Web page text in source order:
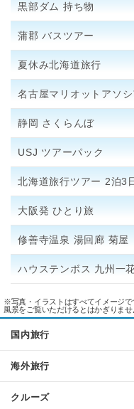
黒部ダム 持ち物
蒲郡 バスツアー
夏休み北海道旅行
名古屋マリオットアソ
静岡 さくらんぼ
USJ ツアーパック
北海道旅行ツアー 2泊3
大阪発 ひとり旅
修善寺温泉 湯回廊 菊屋
ハウステンボス 九州一
※写真・イラストはすべてイメージ
風景をご覧いただけるとはかぎりませ
国内旅行
海外旅行
クルーズ